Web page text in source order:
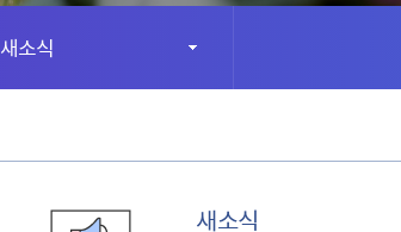
새소식
새소식